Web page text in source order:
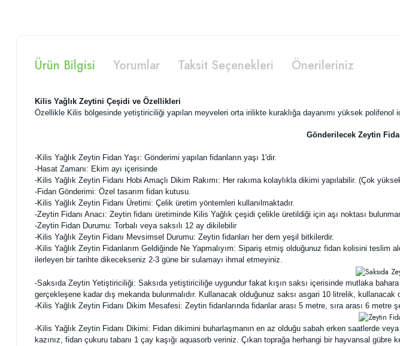
Ürün Bilgisi Yorumlar Taksit Seçenekleri Önerileriniz
Kilis Yağlık Zeytini Çeşidi ve Özellikleri
Özellikle Kilis bölgesinde yetiştiriciliği yapılan meyveleri orta irilikte kuraklığa dayanımı yüksek polifenol
Gönderilecek Zeytin
-Kilis Yağlık Zeytin Fidan Yaşı: Gönderimi yapılan fidanların yaşı 1'dir.
-Hasat Zamanı: Ekim ayı içerisinde
-Kilis Yağlık Zeytin Fidanı Hobi Amaçlı Dikim Rakımı: Her rakıma kolaylıkla dikimi yapılabilir. (Çok
-Fidan Gönderimi: Özel tasarım fidan kutusu.
-Kilis Yağlık Zeytin Fidanı Üretimi: Çelik üretim yöntemleri kullanılmaktadır.
-Zeytin Fidanı Anacı: Zeytin fidanı üretiminde Kilis Yağlık çeşidi çelikle üretildiği için aşı noktası
-Zeytin Fidan Durumu: Torbalı veya saksılı 12 ay dikilebilir
-Kilis Yağlık Zeytin Fidanı Mevsimsel Durumu: Zeytin fidanları her dem yeşil bitkilerdir.
-Kilis Yağlık Zeytin Fidanlarım Geldiğinde Ne Yapmalıyım: Sipariş etmiş olduğunuz fidan kolisini teslim
ilerleyen bir tarihte dikecekseniz 2-3 güne bir sulamayı ihmal etmeyiniz.
-Saksıda Zeytin Yetiştiriciliği: Saksıda yetiştiriciliğe uygundur fakat kışın saksı içerisinde mutlaka
gerçekleşene kadar dış mekanda bulunmalıdır. Kullanacak olduğunuz saksı asgari 10 litrelik,
-Kilis Yağlık Zeytin Fidanı Dikim Mesafesi: Zeytin fidanlarında fidanlar arası 5 metre, sıra arası 6 metre
-Kilis Yağlık Zeytin Fidanı Dikimi: Fidan dikimini buharlaşmanın en az olduğu sabah erken saatlerde
kazınız, fidan çukuru tabanı 1 çay kaşığı aquasorb veriniz. Çıkan toprağa herhangi bir hayvansal